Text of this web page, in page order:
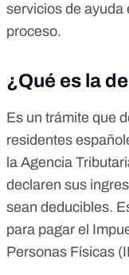
servicios de ayuda
proceso.
¿Qué es la
Es un trámite que
residentes
la Agencia
declaren sus
sean deducibles.
para pagar el
Personas Físicas